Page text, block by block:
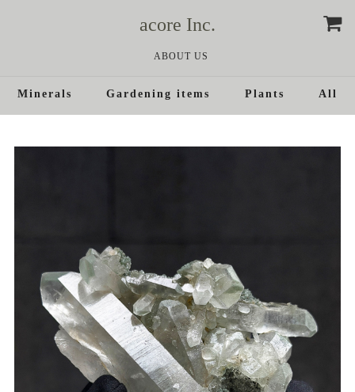
acore Inc.
ABOUT US
Minerals Gardening items Plants All